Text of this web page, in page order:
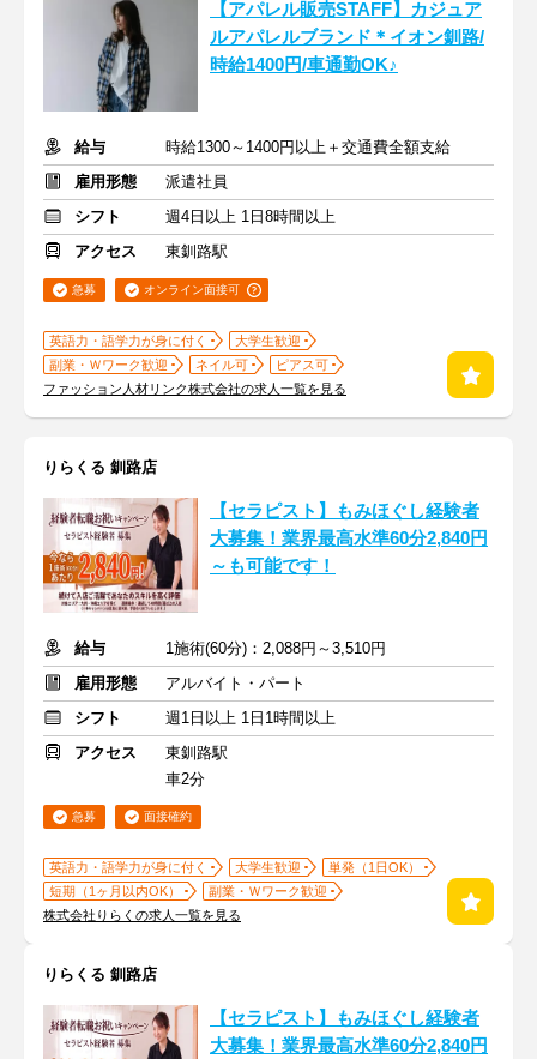
【アパレル販売STAFF】カジュア
ルアパレルブランド＊イオン釧路/
時給1400円/車通勤OK♪
給与
時給1300～1400円以上＋交通費全額支給
雇用形態
派遣社員
シフト
週4日以上 1日8時間以上
アクセス
東釧路駅
急募 オンライン面接可
英語力・語学力が身に付く
大学生歓迎
副業・Ｗワーク歓迎
ネイル可
ピアス可
ファッション人材リンク株式会社の求人一覧を見る
りらくる 釧路店
【セラピスト】もみほぐし経験者
大募集！業界最高水準60分2,840円
～も可能です！
給与
1施術(60分)：2,088円～3,510円
雇用形態
アルバイト・パート
シフト
週1日以上 1日1時間以上
アクセス
東釧路駅
車2分
急募 面接確約
英語力・語学力が身に付く 大学生歓迎
単発（1日OK）
短期（1ヶ月以内OK）
副業・Ｗワーク歓迎
株式会社りらくの求人一覧を見る
りらくる 釧路店
【セラピスト】もみほぐし経験者
大募集！業界最高水準60分2,840円